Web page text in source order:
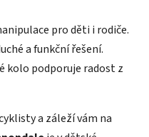
pro děti i rodiče.
a funkční řešení.
kolo podporuje radost z
a záleží vám na